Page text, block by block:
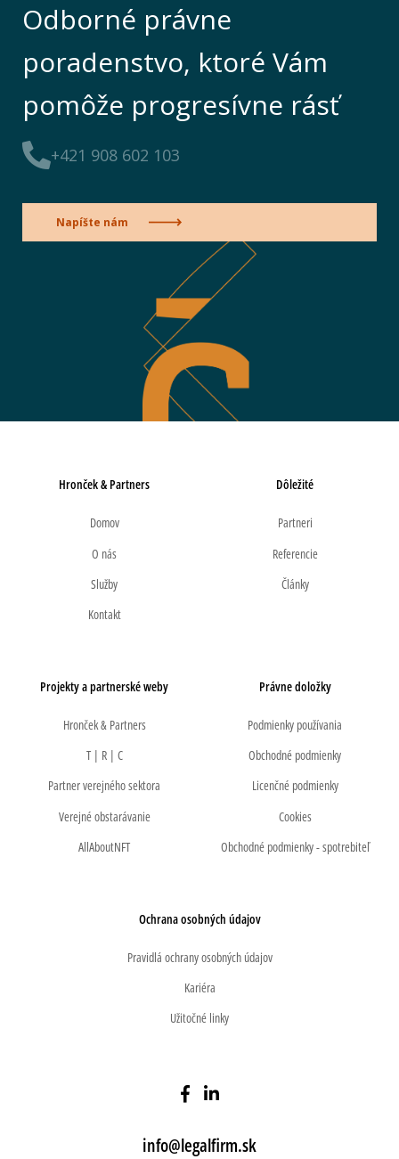
Odborné právne
poradenstvo, ktoré Vám
pomôže progresívne rásť
+421 908 602 103
Napíšte nám
Hronček & Partners
Domov
O nás
Služby
Kontakt
Dôležité
Partneri
Referencie
Články
Projekty a partnerské weby
Hronček & Partners
T | R | C
Partner verejného sektora
Verejné obstarávanie
AllAboutNFT
Právne doložky
Podmienky používania
Obchodné podmienky
Licenčné podmienky
Cookies
Obchodné podmienky - spotrebiteľ
Ochrana osobných údajov
Pravidlá ochrany osobných údajov
Kariéra
Užitočné linky
info@legalfirm.sk